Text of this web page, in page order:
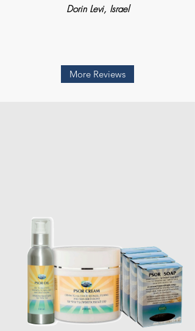
Dorin Levi, Israel
More Reviews